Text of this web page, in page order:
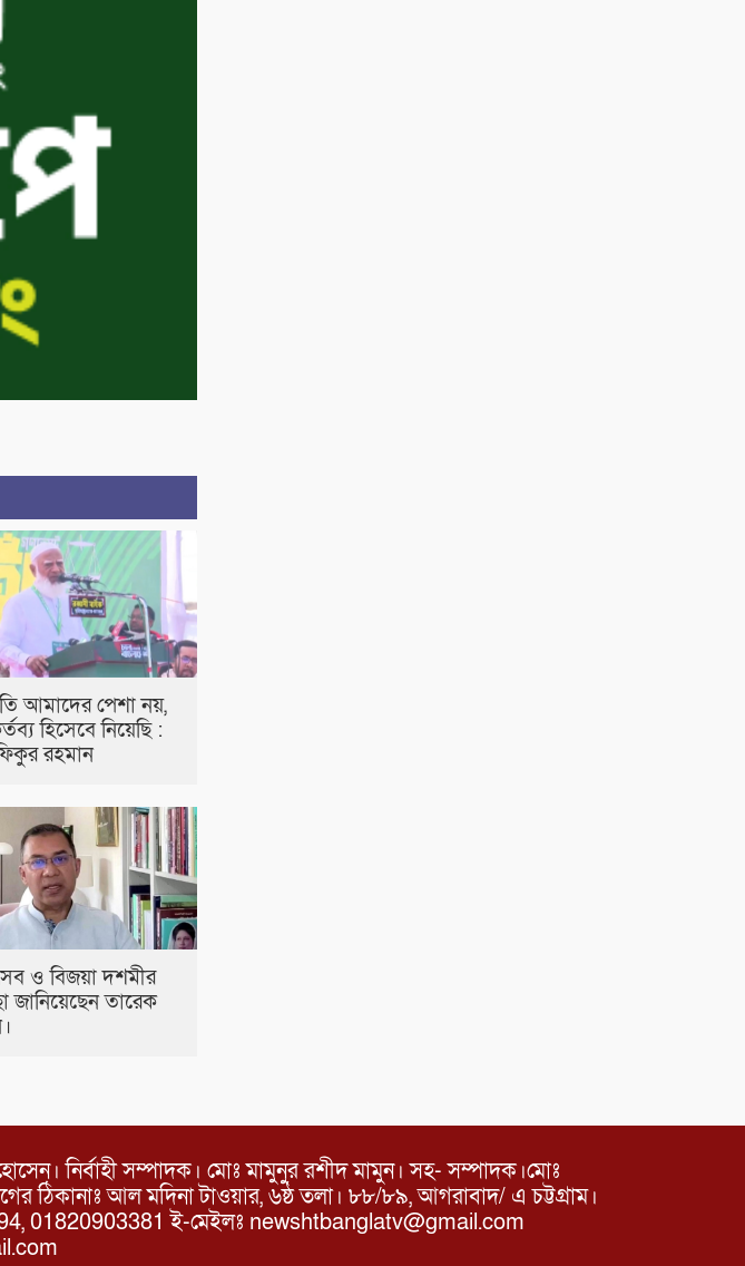
আমাদের পেশা নয়,
হিসেবে নিয়েছি :
রহমান
ও বিজয়া দশমীর
জানিয়েছেন তারেক
নির্বাহী সম্পাদক। মোঃ মামুনুর রশীদ মামুন। সহ- সম্পাদক।মোঃ
ঠিকানাঃ আল মদিনা টাওয়ার, ৬ষ্ঠ তলা। ৮৮/৮৯, আগরাবাদ/ এ চট্টগ্রাম।
01820903381 ই-মেইলঃ newshtbanglatv@gmail.com